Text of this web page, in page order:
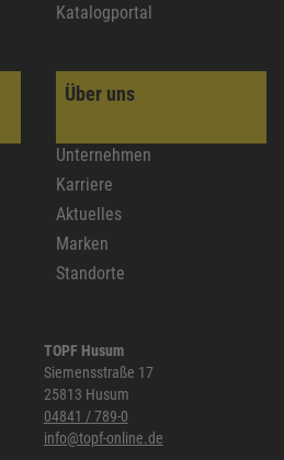
Katalogportal
Über uns
Unternehmen
Karriere
Aktuelles
Marken
Standorte
TOPF Husum
Siemensstraße 17
25813 Husum
04841 / 789-0
info@topf-online.de